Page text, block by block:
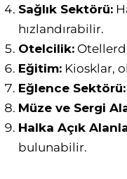
Sağlık Sektörü:
hızlandırabilir.
Otelcilik:
Eğitim:Kiosklar,
Eğlence Sektörü:
Müze ve Sergi
Halka Açık
bulunabilir.